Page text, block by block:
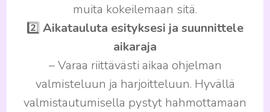
muita kokeilemaan sitä.
2️⃣ Aikatauluta esityksesi ja suunnittele
aikaraja
– Varaa riittävästi aikaa ohjelman
valmisteluun ja harjoitteluun. Hyvällä
valmistautumisella pystyt hahmottamaan